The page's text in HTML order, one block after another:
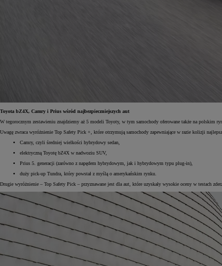
Toyota bZ4X, Camry i Prius wśród najbezpieczniejszych aut
W tegorocznym zestawieniu znajdziemy aż 5 modeli Toyoty, w tym samochody oferowane także na polskim
Uwagę zwraca wyróżnienie Top Safety Pick +, które otrzymują samochody zapewniające w razie kolizji
Camry, czyli średniej wielkości hybrydowy sedan,
elektryczną Toyotę bZ4X w nadwoziu SUV,
Prius 5. generacji (zarówno z napędem hybrydowym, jak i hybrydowym typu plug-in),
duży pick-up Tundra, który powstał z myślą o amerykańskim rynku.
Drugie wyróżnienie – Top Safety Pick – przyznawane jest dla aut, które uzyskały wysokie oceny w testach